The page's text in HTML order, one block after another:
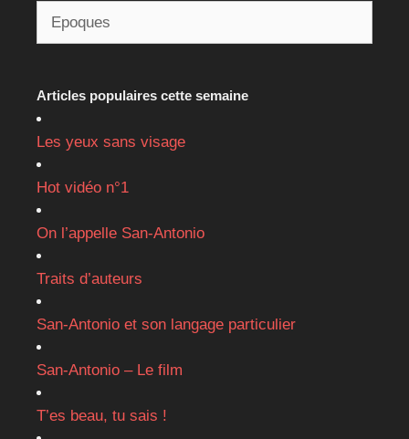
Articles populaires cette semaine
Les yeux sans visage
Hot vidéo n°1
On l’appelle San-Antonio
Traits d’auteurs
San-Antonio et son langage particulier
San-Antonio – Le film
T’es beau, tu sais !